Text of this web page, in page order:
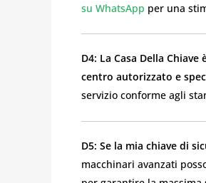
su WhatsApp per una
D4: La Casa Della
centro autorizzato e
servizio conforme agli
D5: Se la mia chiave di
macchinari avanzati